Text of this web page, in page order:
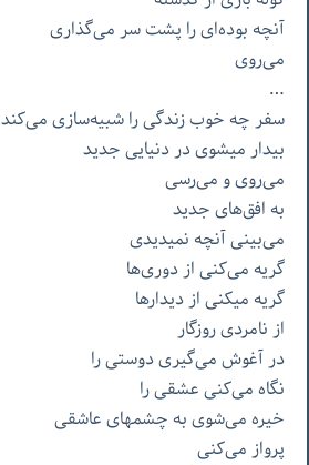
آنچهبوده‌ایرا پشتسرمی‌گذاری
می‌روی
…
سفرچهخوبزندگیراشبیه‌سازیمی‌کند
بیدارمیشویدردنیاییجدید
می‌رویومی‌رسی
بهافق‌هایجدید
می‌بینیآنچهنمیدیدی
گریهمی‌کنیازدوری‌ها
گریهمیکنیازدیدارها
ازنامردیروزگار
درآغوشمی‌گیریدوستیرا
نگاهمی‌کنیعشقیرا
خیرهمی‌شویبهچشمهایعاشقی
پروازمی‌کنی